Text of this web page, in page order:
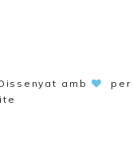
amb
per